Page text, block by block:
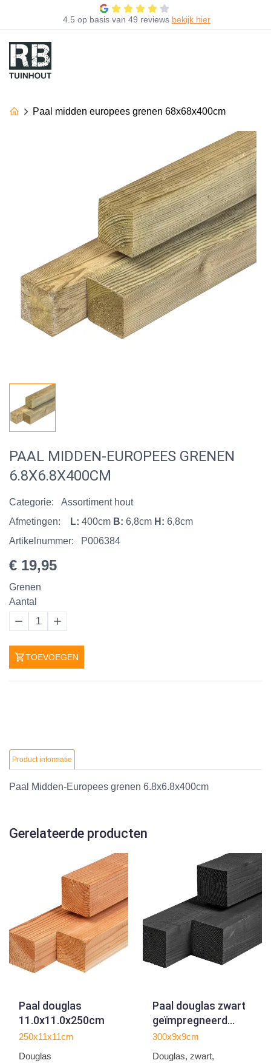
4.5 op basis van 49 reviews bekijk hier
Paal midden europees grenen 68x68x400cm
PAAL MIDDEN-EUROPEES GRENEN
6.8X6.8X400CM
Categorie:
Assortiment hout
Afmetingen:
L: 400cm B: 6,8cm H: 6,8cm
Artikelnummer:
P006384
€ 19,95
Grenen
Aantal
1
TOEVOEGEN
Product informatie
Paal Midden-Europees grenen 6.8x6.8x400cm
Gerelateerde producten
Paal douglas
11.0x11.0x250cm
250x11x11cm
Douglas
Paal douglas zwart
geïmpregneerd
9.0x9.0x300cm
300x9x9cm
Douglas, zwart,